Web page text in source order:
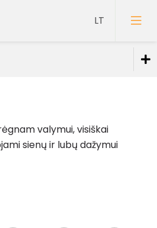
valymui, visiškai
sienų ir lubų dažymui